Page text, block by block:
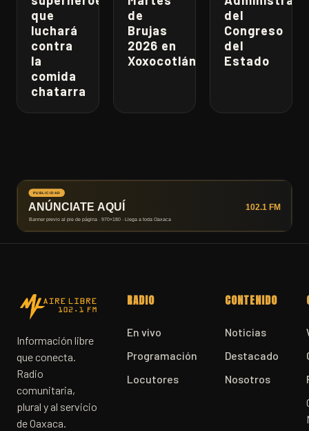
que
luchará
contra
la
comida
chatarra
de
Brujas
2026 en
Xoxocotlán
del
Congreso
del
Estado
Información libre
que conecta.
Radio
comunitaria,
plural y al servicio
de Oaxaca.
RADIO
En vivo
Programación
Locutores
CONTENIDO
Noticias
Destacado
Nosotros